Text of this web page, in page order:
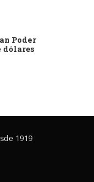
Poder
dólares
1919